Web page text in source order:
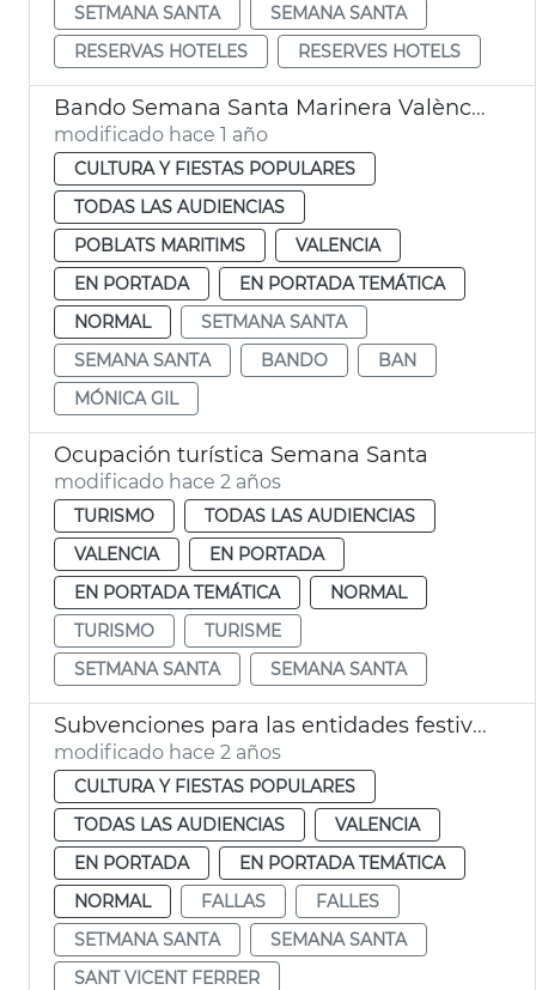
SETMANA SANTA
SEMANA SANTA
RESERVAS HOTELES
RESERVES HOTELS
Bando Semana Santa Marinera València
modificado hace 1 año
CULTURA Y FIESTAS POPULARES
TODAS LAS AUDIENCIAS
POBLATS MARITIMS
VALENCIA
EN PORTADA
EN PORTADA TEMÁTICA
NORMAL
SETMANA SANTA
SEMANA SANTA
BANDO
BAN
MÓNICA GIL
Ocupación turística Semana Santa
modificado hace 2 años
TURISMO
TODAS LAS AUDIENCIAS
VALENCIA
EN PORTADA
EN PORTADA TEMÁTICA
NORMAL
TURISMO
TURISME
SETMANA SANTA
SEMANA SANTA
Subvenciones para las entidades festivas aniversario
modificado hace 2 años
CULTURA Y FIESTAS POPULARES
TODAS LAS AUDIENCIAS
VALENCIA
EN PORTADA
EN PORTADA TEMÁTICA
NORMAL
FALLAS
FALLES
SETMANA SANTA
SEMANA SANTA
SANT VICENT FERRER